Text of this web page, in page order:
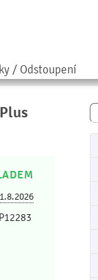
/ Odstoupení